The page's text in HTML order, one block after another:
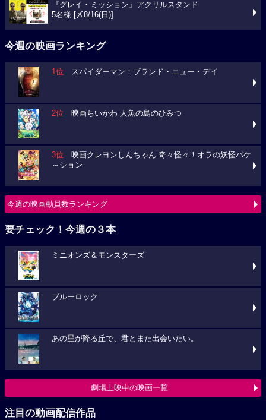
『グレイ・ミッション』アクリルスタンド
5名様 [〆8/16(日)]
今週の映画ランキング
1位 スパイダーマン：ブランド・ニュー・デイ
2位 映画ちいかわ 人魚の島のひみつ
3位 映画クレヨンしんちゃん 奇々怪々！オラの妖怪バケ
～ション
今週の映画動員数ランキング
要チェック！今週の３本
ミニオンズ＆モンスターズ
ブルーロック
あの星が降る丘で、君とまた出会いたい。
劇場上映中の映画一覧
注目の動画配信作品